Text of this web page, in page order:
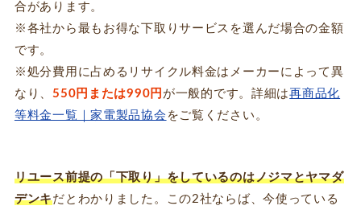
合があります。
※各社から最もお得な下取りサービスを選んだ場合の金額
です。
※処分費用に占めるリサイクル料金はメーカーによって異
なり、550円または990円 が一般的です。詳細は再商品化
等料金一覧｜家電製品協会 をご覧ください。
リユース前提の「下取り」をしているのはノジマとヤマダ
デンキだとわかりました。この2社ならば、今使っている